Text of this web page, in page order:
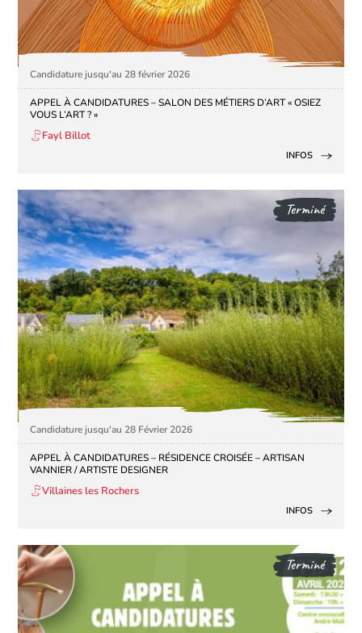
Candidature jusqu'au 28 février 2026
APPEL À CANDIDATURES – SALON DES MÉTIERS D’ART « OSIEZ
VOUS L’ART ? »
Fayl Billot
INFOS
Terminé
Candidature jusqu'au 28 Février 2026
APPEL À CANDIDATURES – RÉSIDENCE CROISÉE – ARTISAN
VANNIER / ARTISTE DESIGNER
Villaines les Rochers
INFOS
Terminé